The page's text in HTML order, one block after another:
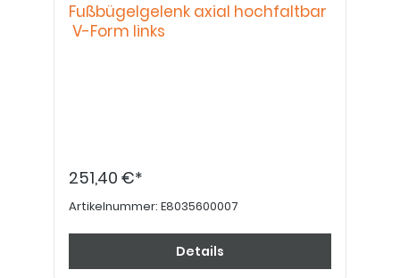
Fußbügelgelenk axial hochfaltbar
V-Form links
251,40 €*
Artikelnummer: E8035600007
Details